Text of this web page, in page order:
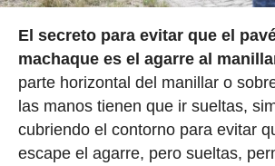
El secreto para evitar que el
machaque es el agarre al
parte horizontal del manillar o
las manos tienen que ir sueltas,
cubriendo el contorno para evitar
escape el agarre, pero sueltas,